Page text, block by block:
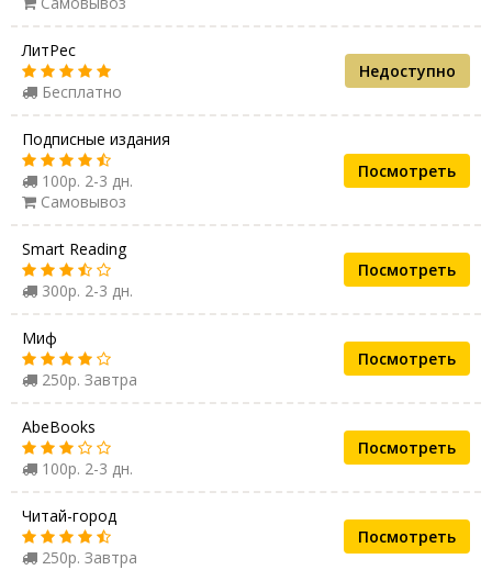
ЛитРес
Бесплатно
Недоступно
Подписные издания
100р. 2-3 дн.
Самовывоз
Посмотреть
Smart Reading
300р. 2-3 дн.
Посмотреть
Миф
250р. Завтра
Посмотреть
AbeBooks
100р. 2-3 дн.
Посмотреть
Читай-город
250р. Завтра
Посмотреть